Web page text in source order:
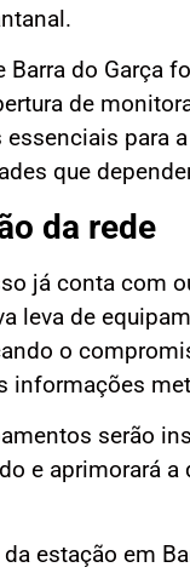
Barra do Garça
de
para
que
da rede
já conta com
leva de
o
informações
serão
e aprimorará
estação em